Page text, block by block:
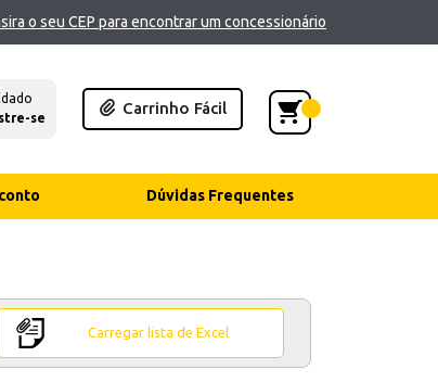
o seu CEP para encontrar um concessionário
se
Carrinho Fácil
Dúvidas Frequentes
Carregar lista de Excel